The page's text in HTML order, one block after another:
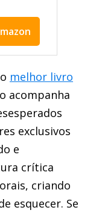
melhor livro
acompanha
exclusivos
e
crítica
criando
esquecer. Se